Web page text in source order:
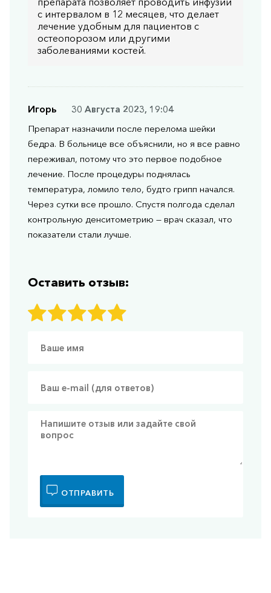
с интервалом в 12 месяцев, что делает
лечение удобным для пациентов с
остеопорозом или другими
заболеваниями костей.
Игорь
30 Августа 2023, 19:04
Препарат назначили после перелома шейки
бедра. В больнице все объяснили, но я все равно
переживал, потому что это первое подобное
лечение. После процедуры поднялась
температура, ломило тело, будто грипп начался.
Через сутки все прошло. Спустя полгода сделал
контрольную денситометрию — врач сказал, что
показатели стали лучше.
Оставить отзыв:
ОТПРАВИТЬ